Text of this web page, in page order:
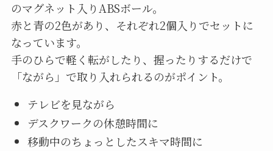
のマグネット入りABSボール。
赤と青の2色があり、それぞれ2個入りでセットに
なっています。
手のひらで軽く転がしたり、握ったりするだけで
「ながら」で取り入れられるのがポイント。
テレビを見ながら
デスクワークの休憩時間に
移動中のちょっとしたスキマ時間に